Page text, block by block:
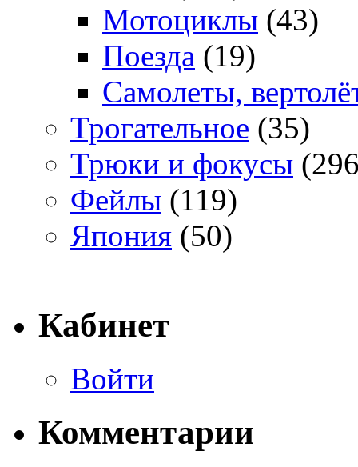
Мотоциклы (43)
Поезда (19)
Самолеты,
Трогательное (35)
Трюки и фокусы
Фейлы (119)
Япония (50)
Кабинет
Войти
Комментарии